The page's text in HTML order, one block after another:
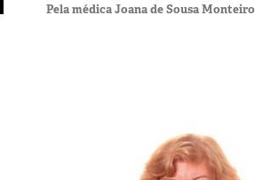
Pela médica Joana de Sousa Monteiro